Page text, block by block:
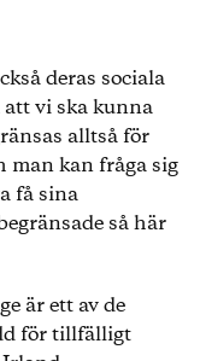
deras sociala
vi ska kunna
alltså för
man kan fråga sig
få sina
så här
är ett av de
för tillfälligt